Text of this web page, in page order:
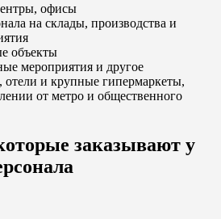
офисы
на склады, производства и
объекты
мероприятия и другое
и крупные гипермаркеты,
от метро и общественного
заказывают у